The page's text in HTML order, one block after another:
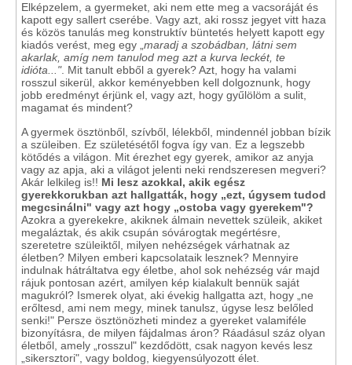
Elképzelem, a gyermeket, aki nem ette meg a vacsoráját és
kapott egy sallert cserébe. Vagy azt, aki rossz jegyet vitt haza
és közös tanulás meg konstruktív büntetés helyett kapott egy
kiadós verést, meg egy „ maradj a szobádban, látni sem
akarlak, amíg nem tanulod meg azt a kurva leckét, te
idióta...". Mit tanult ebből a gyerek? Azt, hogy ha valami
rosszul sikerül, akkor keményebben kell dolgoznunk, hogy
jobb eredményt érjünk el, vagy azt, hogy gyűlölöm a sulit,
magamat és mindent?
A gyermek ösztönből, szívből, lélekből, mindennél jobban bízik
a szüleiben. Ez születésétől fogva így van. Ez a legszebb
kötődés a világon. Mit érezhet egy gyerek, amikor az anyja
vagy az apja, aki a világot jelenti neki rendszeresen megveri?
Akár lelkileg is!! Mi lesz azokkal, akik egész
gyerekkorukban azt hallgatták, hogy „ezt, úgysem tudod
megcsinálni" vagy azt hogy „ostoba vagy gyerekem"?
Azokra a gyerekekre, akiknek álmain nevettek szüleik, akiket
megaláztak, és akik csupán sóvárogtak megértésre,
szeretetre szüleiktől, milyen nehézségek várhatnak az
életben? Milyen emberi kapcsolataik lesznek? Mennyire
indulnak hátráltatva egy életbe, ahol sok nehézség vár majd
rájuk pontosan azért, amilyen kép kialakult bennük saját
magukról? Ismerek olyat, aki évekig hallgatta azt, hogy „ne
erőltesd, ami nem megy, minek tanulsz, úgyse lesz belőled
senki!" Persze ösztönözheti mindez a gyereket valamiféle
bizonyításra, de milyen fájdalmas áron? Ráadásul száz olyan
életből, amely „rosszul" kezdődött, csak nagyon kevés lesz
„sikersztori", vagy boldog, kiegyensúlyozott élet.